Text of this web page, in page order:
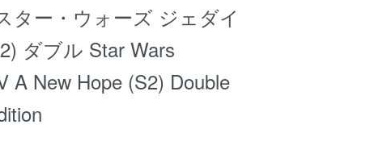
ター・ウォーズ ジェダイ
ダブル Star Wars
A New Hope (S2) Double